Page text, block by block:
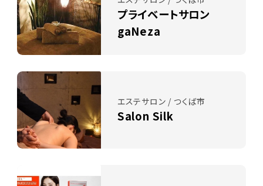
プライベートサロン
gaNeza
エステサロン / つくば市
Salon Silk